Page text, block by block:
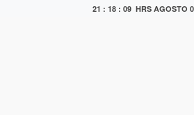
21 : 18 : 10 HRS AGOSTO